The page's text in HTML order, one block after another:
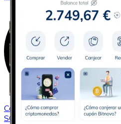
ComprarSolana con
SOL